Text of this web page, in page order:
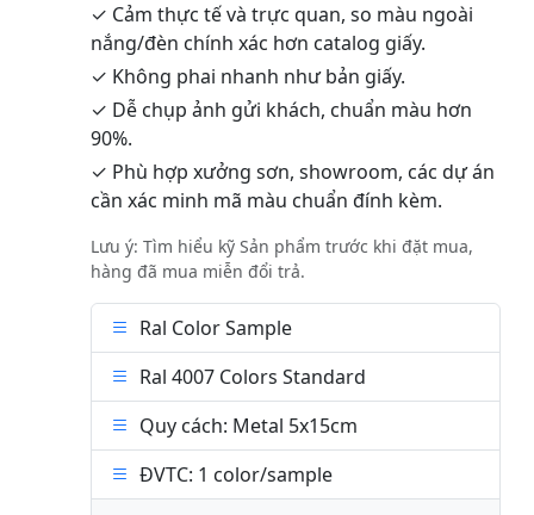
✓ Cảm thực tế và trực quan, so màu ngoài
nắng/đèn chính xác hơn catalog giấy.
✓ Không phai nhanh như bản giấy.
✓ Dễ chụp ảnh gửi khách, chuẩn màu hơn
90%.
✓ Phù hợp xưởng sơn, showroom, các dự án
cần xác minh mã màu chuẩn đính kèm.
Lưu ý: Tìm hiểu kỹ Sản phẩm trước khi đặt mua,
hàng đã mua miễn đổi trả.
Ral Color Sample
Ral 4007 Colors Standard
Quy cách: Metal 5x15cm
ĐVTC: 1 color/sample